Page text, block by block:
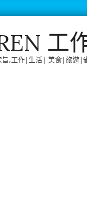
工
旨,工作|生活| 美食|旅遊|